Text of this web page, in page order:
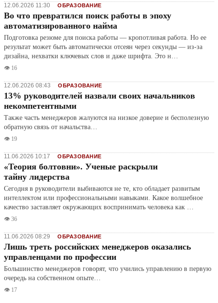
12.06.2026 11:30 ОБРАЗОВАНИЕ
Во что превратился поиск работы в эпоху
автоматизированного найма
Подготовка резюме для поиска работы — кропотливая работа. Но ее
результат может быть автоматически отсеян через секунды — из-за
дизайна, нехватки ключевых слов и даже шрифта. Это н…
👁️ 16
12.06.2026 08:43 ОБРАЗОВАНИЕ
13% руководителей назвали своих начальников
некомпетентными
Также часть менеджеров жалуются на низкое доверие и бесполезную
обратную связь от начальства…
👁️ 19
11.06.2026 10:17 ОБРАЗОВАНИЕ
«Теория болтовни». Ученые раскрыли
тайну лидерства
Сегодня в руководители выбиваются не те, кто обладает развитым
интеллектом или профессиональными навыками. Какое волшебное
качество заставляет окружающих воспринимать человека как …
👁️ 36
11.06.2026 08:29 ОБРАЗОВАНИЕ
Лишь треть российских менеджеров оказались
управленцами по профессии
Большинство менеджеров говорят, что учились управлению в первую
очередь на собственном опыте…
👁️ 17